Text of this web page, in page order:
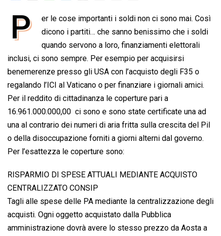
c
e
o
o
k
a
t
s
A
p
p
n
k
e
d
I
n
r
e
a
d
s
a
i
l
p
y
L
i
n
k
i
n
t
P
er le cose importanti i soldi non ci sono mai. Così
dicono i partiti… che sanno benissimo che i soldi
quando servono a loro, finanziamenti elettorali
inclusi, ci sono sempre. Per esempio per acquisirsi
benemerenze presso gli USA con l’acquisto degli F35 o
regalando l’ICI al Vaticano o per finanziare i giornali amici.
Per il reddito di cittadinanza le coperture pari a
16.961.000.000,00  ci sono e sono state certificate una ad
una al contrario dei numeri di aria fritta sulla crescita del Pil
o della disoccupazione forniti a giorni alterni dal governo.
Per l’esattezza le coperture sono:
RISPARMIO DI SPESE ATTUALI MEDIANTE ACQUISTO
CENTRALIZZATO CONSIP
Tagli alle spese delle PA mediante la centralizzazione degli
acquisti. Ogni oggetto acquistato dalla Pubblica
amministrazione dovrà avere lo stesso prezzo da Aosta a